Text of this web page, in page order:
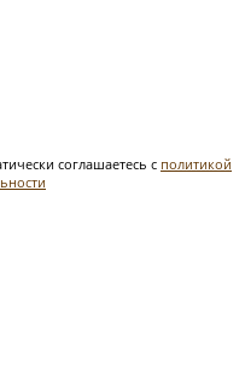
соглашаетесь с политикой